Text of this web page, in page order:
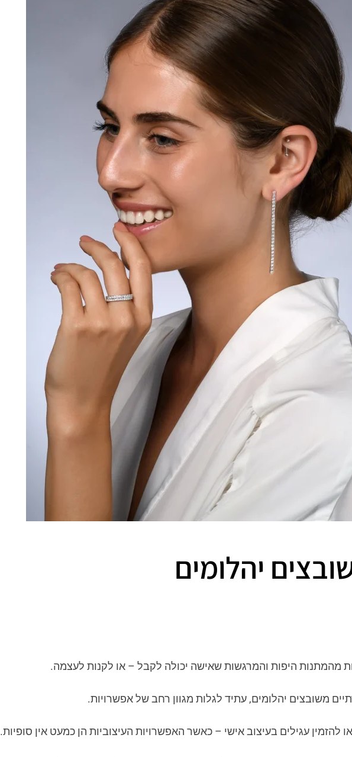
יהלומים
מהמתנות היפות והמרגשות שאישה יכולה לקבל – או לקנות לעצמה.
משובצים יהלומים, עתיד לגלות מגוון רחב של אפשרויות.
להזמין עגילים בעיצוב אישי – כאשר האפשרויות העיצוביות הן כמעט אין סופיות.